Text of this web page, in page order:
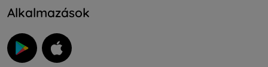
Alkalmazások